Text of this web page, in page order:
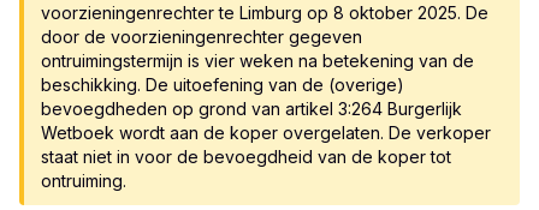
voorzieningenrechter te Limburg op 8 oktober 2025. De
door de voorzieningenrechter gegeven
ontruimingstermijn is vier weken na betekening van de
beschikking. De uitoefening van de (overige)
bevoegdheden op grond van artikel 3:264 Burgerlijk
Wetboek wordt aan de koper overgelaten. De verkoper
staat niet in voor de bevoegdheid van de koper tot
ontruiming.